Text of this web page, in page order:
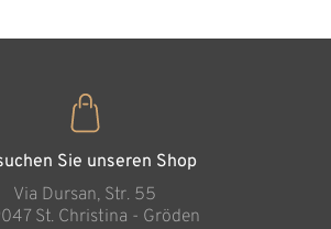
Sie unseren Shop
Via Dursan, Str. 55
St. Christina - Gröden